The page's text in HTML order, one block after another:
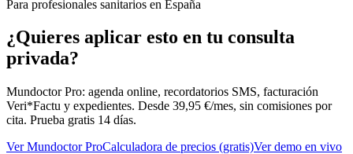
Para profesionales sanitarios en España
¿Quieres aplicar esto en tu consulta
privada?
Mundoctor Pro: agenda online, recordatorios SMS, facturación
Veri*Factu y expedientes. Desde 39,95 €/mes, sin comisiones por
cita. Prueba gratis 14 días.
Ver Mundoctor ProCalculadora de precios (gratis)Ver demo en vivo